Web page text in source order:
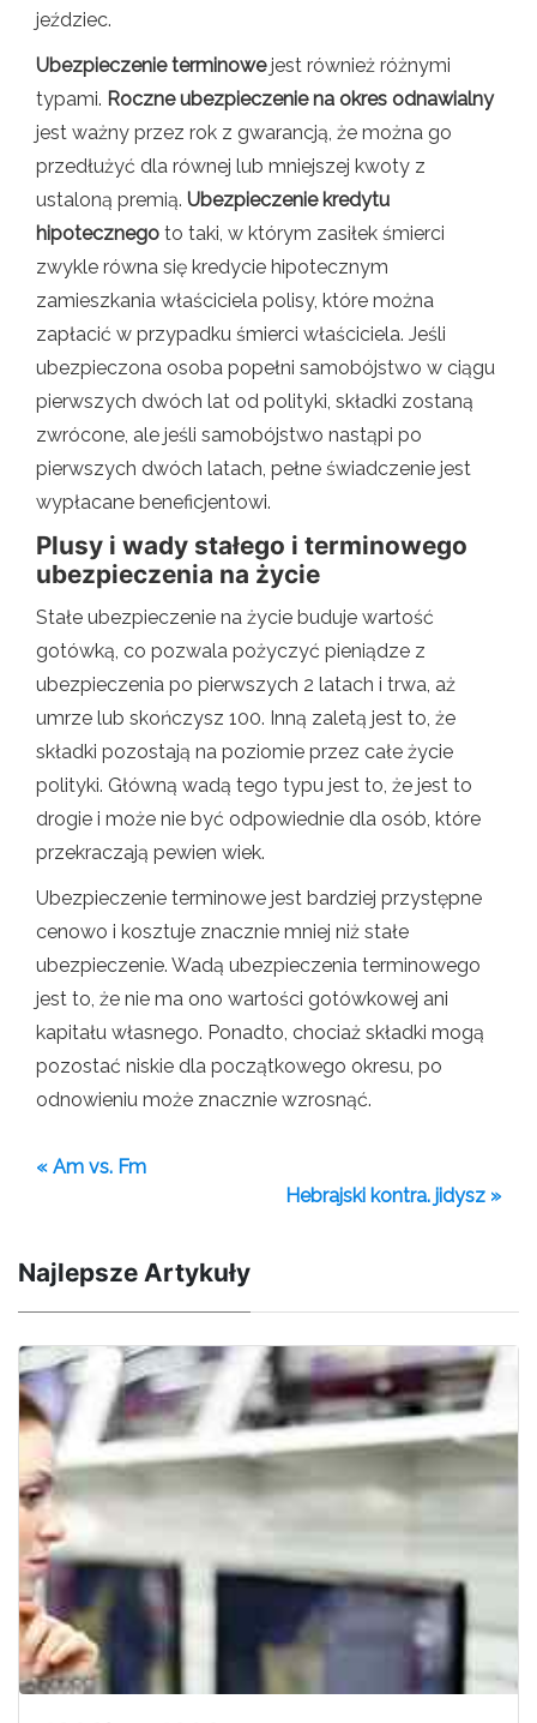
jeździec.
Ubezpieczenie terminowejest również różnymi
typami. Roczne ubezpieczenie na okres odnawialny
jest ważny przez rok z gwarancją, że można go
przedłużyć dla równej lub mniejszej kwoty z
ustaloną premią. Ubezpieczenie kredytu
hipotecznego to taki, w którym zasiłek śmierci
zwykle równa się kredycie hipotecznym
zamieszkania właściciela polisy, które można
zapłacić w przypadku śmierci właściciela. Jeśli
ubezpieczona osoba popełni samobójstwo w ciągu
pierwszych dwóch lat od polityki, składki zostaną
zwrócone, ale jeśli samobójstwo nastąpi po
pierwszych dwóch latach, pełne świadczenie jest
wypłacane beneficjentowi.
Plusy i wady stałego i terminowego
ubezpieczenia na życie
Stałe ubezpieczenie na życie buduje wartość
gotówką, co pozwala pożyczyć pieniądze z
ubezpieczenia po pierwszych 2 latach i trwa, aż
umrze lub skończysz 100. Inną zaletą jest to, że
składki pozostają na poziomie przez całe życie
polityki. Główną wadą tego typu jest to, że jest to
drogie i może nie być odpowiednie dla osób, które
przekraczają pewien wiek.
Ubezpieczenie terminowe jest bardziej przystępne
cenowo i kosztuje znacznie mniej niż stałe
ubezpieczenie. Wadą ubezpieczenia terminowego
jest to, że nie ma ono wartości gotówkowej ani
kapitału własnego. Ponadto, chociaż składki mogą
pozostać niskie dla początkowego okresu, po
odnowieniu może znacznie wzrosnąć.
« Am vs. Fm
Hebrajski kontra. jidysz »
Najlepsze Artykuły